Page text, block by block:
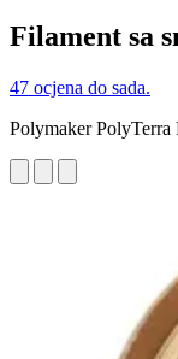
Filament sa
47 ocjena do sada.
Polymaker PolyTerra